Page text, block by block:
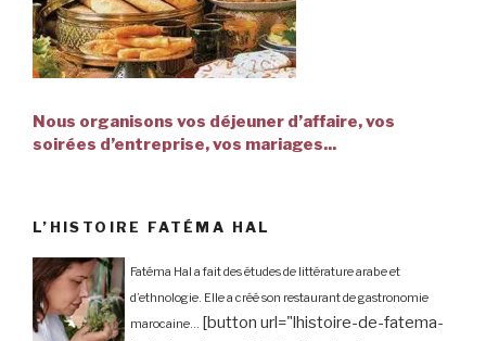
Nous organisons vos déjeuner d’affaire, vos
soirées d’entreprise, vos mariages...
L’HISTOIRE FATÉMA HAL
Fatéma Hal a fait des études de littérature arabe et
d’ethnologie. Elle a créé son restaurant de gastronomie
marocaine... [button url="lhistoire-de-fatema-